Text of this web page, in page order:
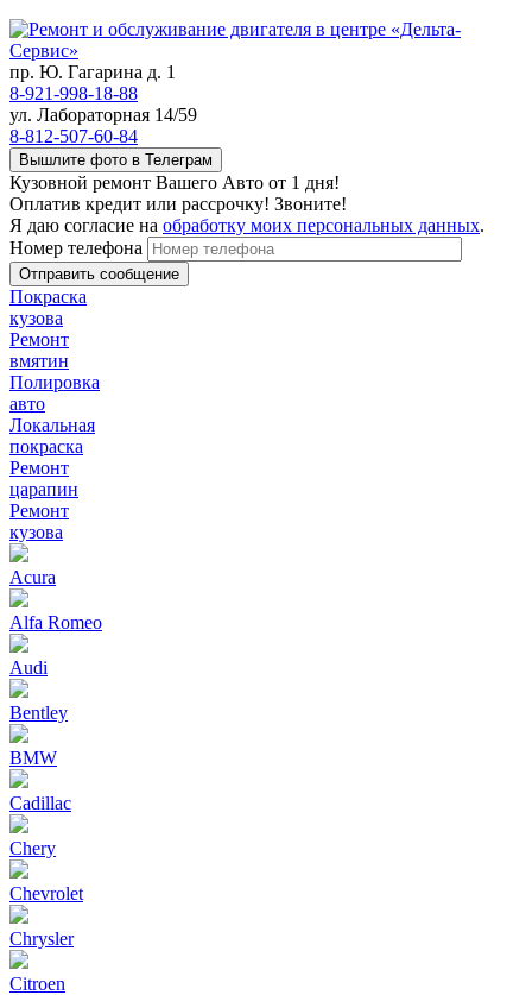
пр. Ю. Гагарина д. 1
8-921-998-18-88
ул. Лабораторная 14/59
8-812-507-60-84
Вышлите фото в Телеграм
Кузовной ремонт Вашего Авто от 1 дня!
Оплатив кредит или рассрочку! Звоните!
Я даю согласие на обработку моих персональных данных.
Номер телефона
Покраска
кузова
Ремонт
вмятин
Полировка
авто
Локальная
покраска
Ремонт
царапин
Ремонт
кузова
Acura
Alfa Romeo
Audi
Bentley
BMW
Cadillac
Chery
Chevrolet
Chrysler
Citroen